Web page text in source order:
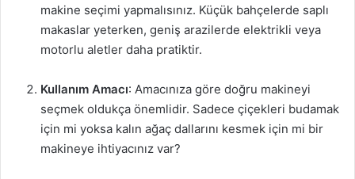
makine seçimi yapmalısınız. Küçük bahçelerde saplı
makaslar yeterken, geniş arazilerde elektrikli veya
motorlu aletler daha pratiktir.
Kullanım Amacı: Amacınıza göre doğru makineyi
seçmek oldukça önemlidir. Sadece çiçekleri budamak
için mi yoksa kalın ağaç dallarını kesmek için mi bir
makineye ihtiyacınız var?